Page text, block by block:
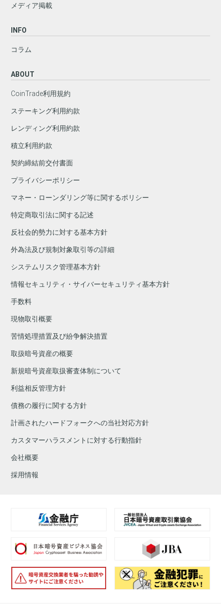
メディア掲載
INFO
コラム
ABOUT
CoinTrade利用規約
ステーキング利用約款
レンディング利用約款
積立利用約款
契約締結前交付書面
プライバシーポリシー
マネー・ローンダリング等に関するポリシー
特定商取引法に関する記述
反社会的勢力に対する基本方針
外為法及び規制対象取引等の詳細
システムリスク管理基本方針
情報セキュリティ・サイバーセキュリティ基本方針
手数料
現物取引概要
苦情処理措置及び紛争解決措置
取扱暗号資産の概要
新規暗号資産取扱審査体制について
利益相反管理方針
債務の履行に関する方針
計画されたハードフォークへの当社対応方針
カスタマーハラスメントに対する行動指針
会社概要
採用情報